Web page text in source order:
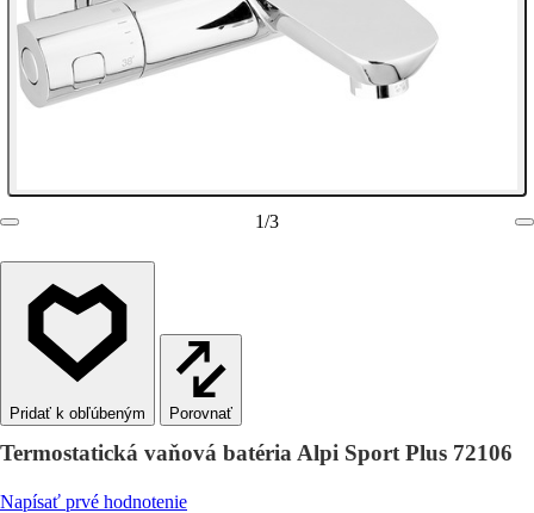
1/3
Porovnať
Termostatická vaňová batéria Alpi Sport Plus 72106
Napísať prvé hodnotenie